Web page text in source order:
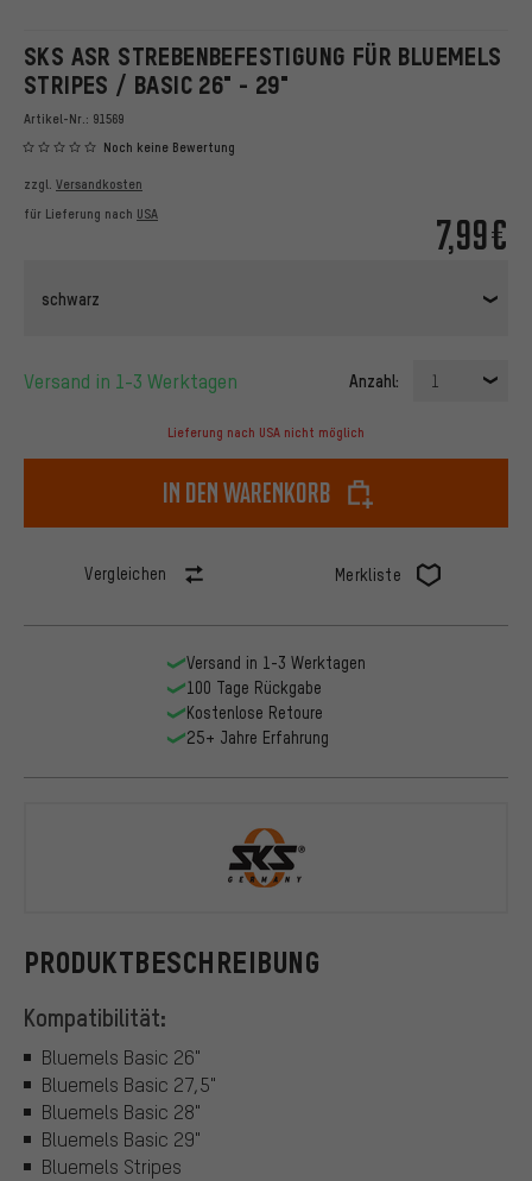
SKS ASR STREBENBEFESTIGUNG FÜR BLUEMELS
STRIPES / BASIC 26" - 29"
Artikel-Nr.: 91569
Noch keine Bewertung
7,99€
zzgl. Versandkosten
für Lieferung nach USA
schwarz
Versand in 1-3 Werktagen Anzahl: 1
Lieferung nach USA nicht möglich
In den Warenkorb
Vergleichen Merkliste
PRODUKTBESCHREIBUNG
Kompatibilität:
Bluemels Basic 26"
Bluemels Basic 27,5"
Bluemels Basic 28"
Bluemels Basic 29"
Bluemels Stripes
Versand in 1-3 Werktagen
100 Tage Rückgabe
Kostenlose Retoure
25+ Jahre Erfahrung